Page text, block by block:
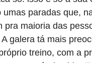
umas paradas que,
pra maioria das
galera tá mais
treino, com a